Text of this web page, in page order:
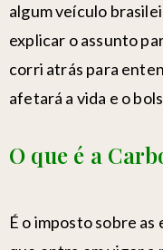
algum veículo
explicar o assunto
corri atrás para
afetará a vida e o
O que é a
É o imposto sobre as